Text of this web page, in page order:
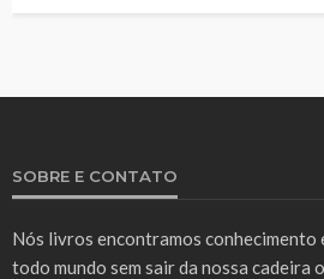
SOBRE E CONTATO
Nós livros encontramos conhecimento
todo mundo sem sair da nossa cadeira